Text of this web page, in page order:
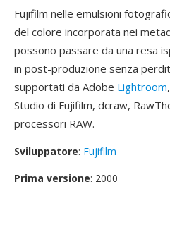
Fujifilm nelle emulsioni
del colore incorporata nei
possono passare da una resa
in post-produzione senza
supportati da Adobe Lightroom
Studio di Fujifilm, dcraw,
processori RAW.
Sviluppatore: Fujifilm
Prima versione: 2000